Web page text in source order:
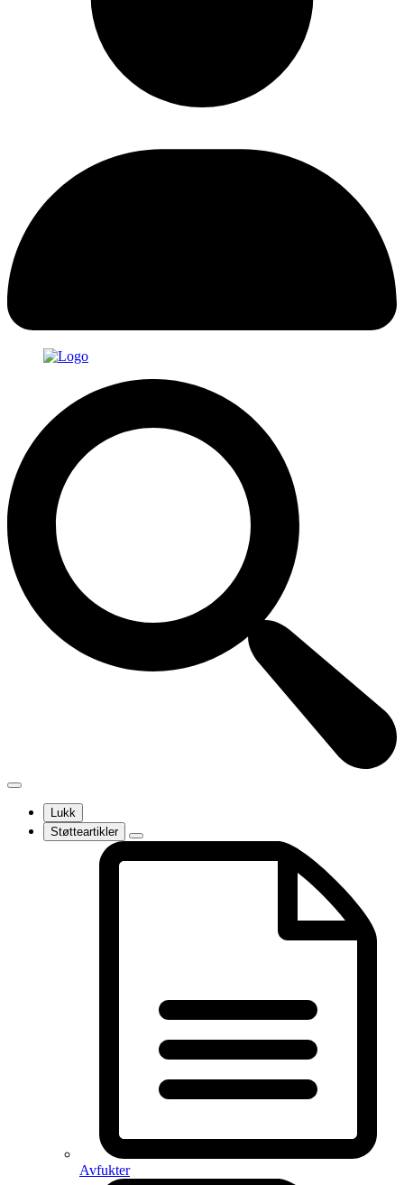
Lukk
Støtteartikler
Avfukter